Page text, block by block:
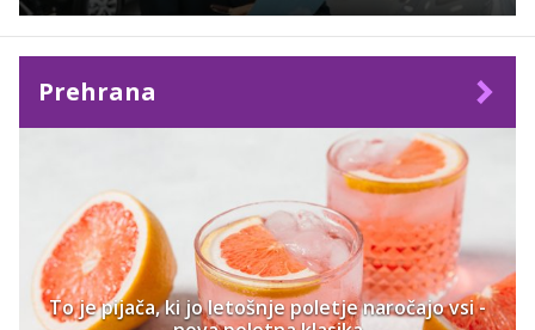
Prehrana
To je pijača, ki jo letošnje poletje naročajo vsi -